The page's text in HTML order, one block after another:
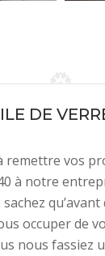
DE
remettre vos
à notre
sachez
occuper de
nous fassiez